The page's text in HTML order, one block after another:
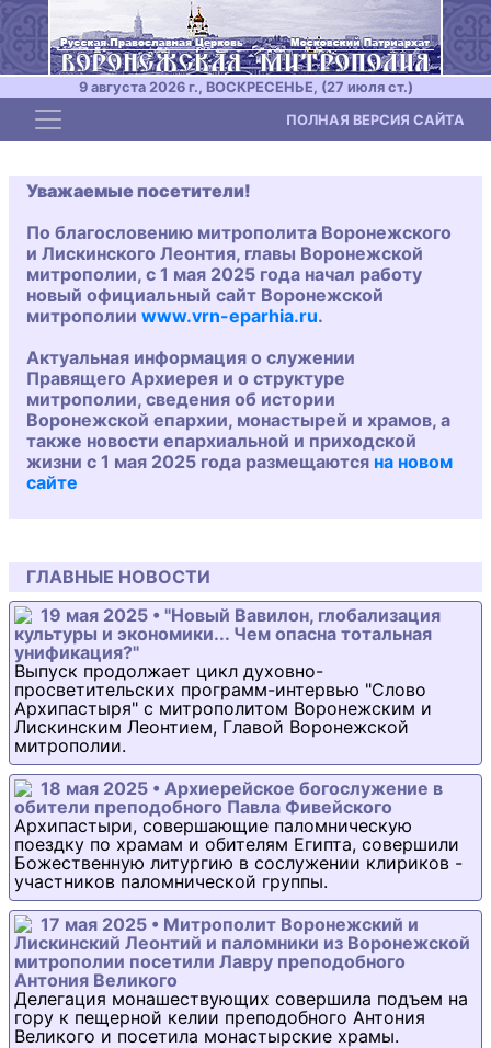
9 августа 2026 г., ВОСКРЕСЕНЬЕ, (27 июля ст.)
Toggle navigation ПОЛНАЯ ВЕРСИЯ САЙТА
Уважаемые посетители!
По благословению митрополита Воронежского
и Лискинского Леонтия, главы Воронежской
митрополии, с 1 мая 2025 года начал работу
новый официальный сайт Воронежской
митрополии www.vrn-eparhia.ru.
Актуальная информация о служении
Правящего Архиерея и о структуре
митрополии, сведения об истории
Воронежской епархии, монастырей и храмов, а
также новости епархиальной и приходской
жизни с 1 мая 2025 года размещаются на новом
сайте
ГЛАВНЫЕ НОВОСТИ
19 мая 2025 • "Новый Вавилон, глобализация
культуры и экономики... Чем опасна тотальная
унификация?"
Выпуск продолжает цикл духовно-
просветительских программ-интервью "Слово
Архипастыря" с митрополитом Воронежским и
Лискинским Леонтием, Главой Воронежской
митрополии.
18 мая 2025 • Архиерейское богослужение в
обители преподобного Павла Фивейского
Архипастыри, совершающие паломническую
поездку по храмам и обителям Египта, совершили
Божественную литургию в сослужении клириков -
участников паломнической группы.
17 мая 2025 • Митрополит Воронежский и
Лискинский Леонтий и паломники из Воронежской
митрополии посетили Лавру преподобного
Антония Великого
Делегация монашествующих совершила подъем на
гору к пещерной келии преподобного Антония
Великого и посетила монастырские храмы.